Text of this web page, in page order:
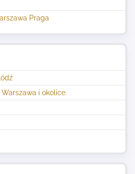
Praga
i okolice.